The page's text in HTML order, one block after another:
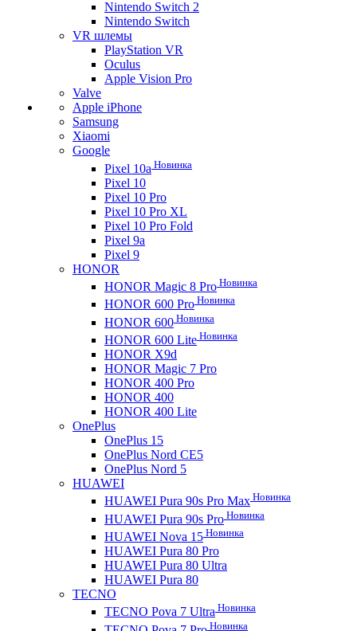
Nintendo Switch 2
Nintendo Switch
VR шлемы
PlayStation VR
Oculus
Apple Vision Pro
Valve
Apple iPhone
Samsung
Xiaomi
Google
Pixel 10a Новинка
Pixel 10
Pixel 10 Pro
Pixel 10 Pro XL
Pixel 10 Pro Fold
Pixel 9a
Pixel 9
HONOR
HONOR Magic 8 Pro Новинка
HONOR 600 Pro Новинка
HONOR 600 Новинка
HONOR 600 Lite Новинка
HONOR X9d
HONOR Magic 7 Pro
HONOR 400 Pro
HONOR 400
HONOR 400 Lite
OnePlus
OnePlus 15
OnePlus Nord CE5
OnePlus Nord 5
HUAWEI
HUAWEI Pura 90s Pro Max Новинка
HUAWEI Pura 90s Pro Новинка
HUAWEI Nova 15 Новинка
HUAWEI Pura 80 Pro
HUAWEI Pura 80 Ultra
HUAWEI Pura 80
TECNO
TECNO Pova 7 Ultra Новинка
Новинка